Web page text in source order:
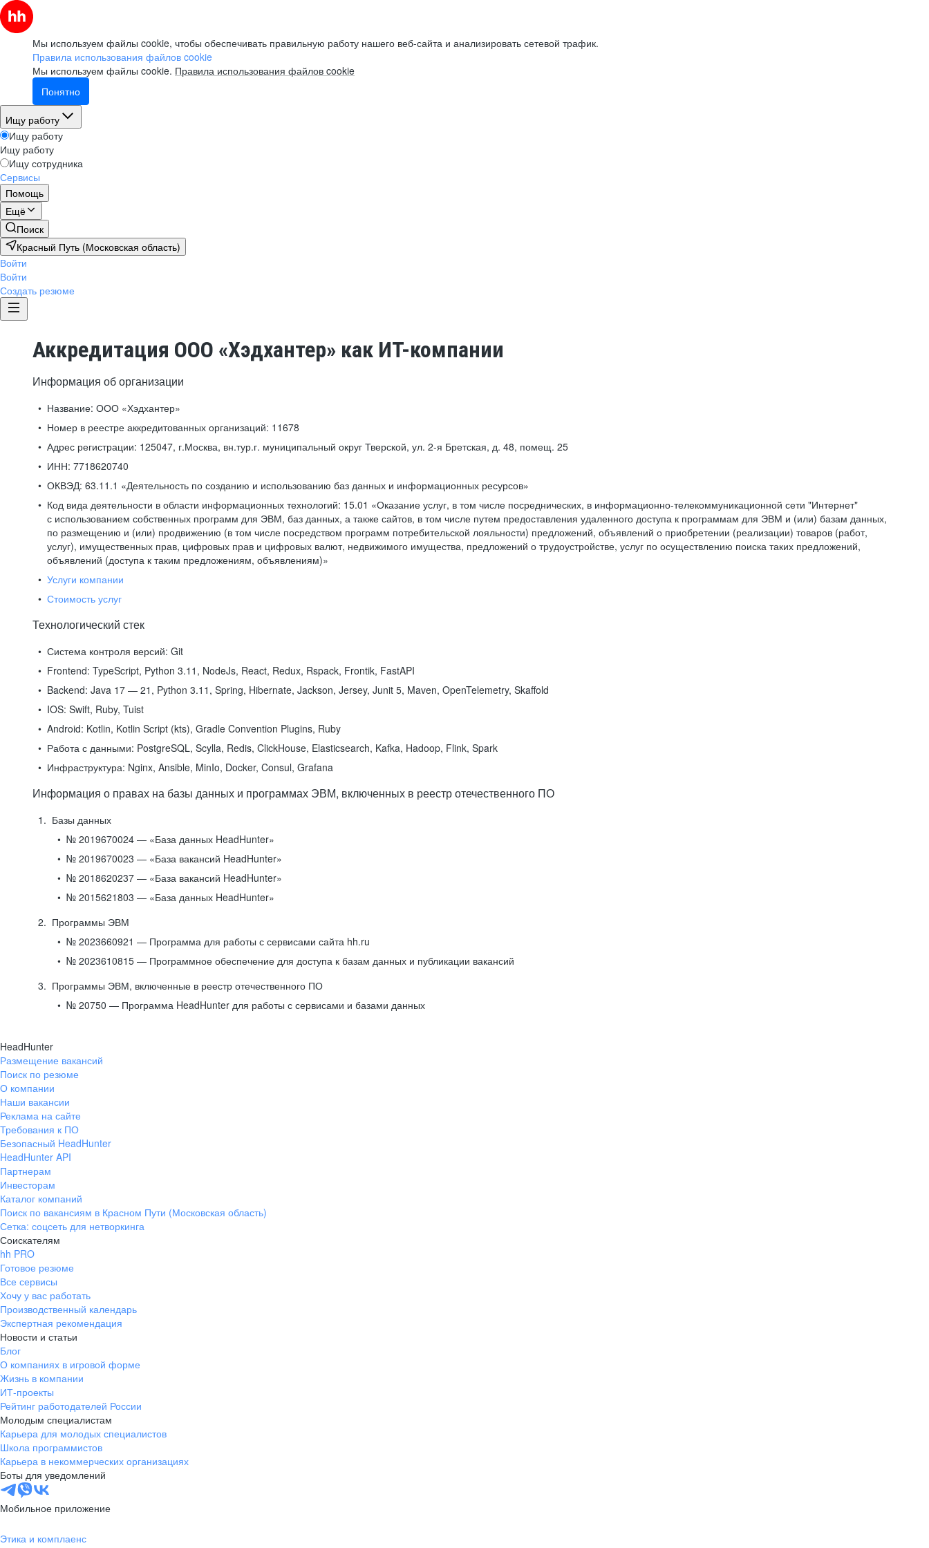
Мы используем файлы cookie, чтобы обеспечивать правильную работу нашего веб-сайта и анализировать сетевой трафик.
Правила использования файлов cookie
Мы используем файлы cookie. Правила использования файлов cookie
Понятно
Ищу работу
Ищу работу
Ищу работу
Ищу сотрудника
Сервисы
Помощь
Ещё
Поиск
Красный Путь (Московская область)
Войти
Войти
Создать резюме
Аккредитация ООО «Хэдхантер» как ИТ-компании
Информация об организации
Название: ООО «Хэдхантер»
Номер в реестре аккредитованных организаций: 11678
Адрес регистрации: 125047, г.Москва, вн.тур.г. муниципальный округ Тверской, ул. 2-я Бретская, д. 48, помещ. 25
ИНН: 7718620740
ОКВЭД: 63.11.1 «Деятельность по созданию и использованию баз данных и информационных ресурсов»
Код вида деятельности в области информационных технологий: 15.01 «Оказание услуг, в том числе посреднических, в информационно-телекоммуникационной сети "Интернет"
с использованием собственных программ для ЭВМ, баз данных, а также сайтов, в том числе путем предоставления удаленного доступа к программам для ЭВМ и (или) базам данных,
по размещению и (или) продвижению (в том числе посредством программ потребительской лояльности) предложений, объявлений о приобретении (реализации) товаров (работ,
услуг), имущественных прав, цифровых прав и цифровых валют, недвижимого имущества, предложений о трудоустройстве, услуг по осуществлению поиска таких предложений,
объявлений (доступа к таким предложениям, объявлениям)»
Услуги компании
Стоимость услуг
Технологический стек
Система контроля версий: Git
Frontend: TypeScript, Python 3.11, NodeJs, React, Redux, Rspack, Frontik, FastAPI
Backend: Java 17 — 21, Python 3.11, Spring, Hibernate, Jackson, Jersey, Junit 5, Maven, OpenTelemetry, Skaffold
IOS: Swift, Ruby, Tuist
Android: Kotlin, Kotlin Script (kts), Gradle Convention Plugins, Ruby
Работа с данными: PostgreSQL, Scylla, Redis, ClickHouse, Elasticsearch, Kafka, Hadoop, Flink, Spark
Инфраструктура: Nginx, Ansible, MinIo, Docker, Consul, Grafana
Информация о правах на базы данных и программах ЭВМ, включенных в реестр отечественного ПО
Базы данных
№ 2019670024 — «База данных HeadHunter»
№ 2019670023 — «База вакансий HeadHunter»
№ 2018620237 — «База вакансий HeadHunter»
№ 2015621803 — «База данных HeadHunter»
Программы ЭВМ
№ 2023660921 — Программа для работы с сервисами сайта hh.ru
№ 2023610815 — Программное обеспечение для доступа к базам данных и публикации вакансий
Программы ЭВМ, включенные в реестр отечественного ПО
№ 20750 — Программа HeadHunter для работы с сервисами и базами данных
HeadHunter
Размещение вакансий
Поиск по резюме
О компании
Наши вакансии
Реклама на сайте
Требования к ПО
Безопасный HeadHunter
HeadHunter API
Партнерам
Инвесторам
Каталог компаний
Поиск по вакансиям в Красном Пути (Московская область)
Сетка: соцсеть для нетворкинга
Соискателям
hh PRO
Готовое резюме
Все сервисы
Хочу у вас работать
Производственный календарь
Экспертная рекомендация
Новости и статьи
Блог
О компаниях в игровой форме
Жизнь в компании
ИТ-проекты
Рейтинг работодателей России
Молодым специалистам
Карьера для молодых специалистов
Школа программистов
Карьера в некоммерческих организациях
Боты для уведомлений
Мобильное приложение
Этика и комплаенс